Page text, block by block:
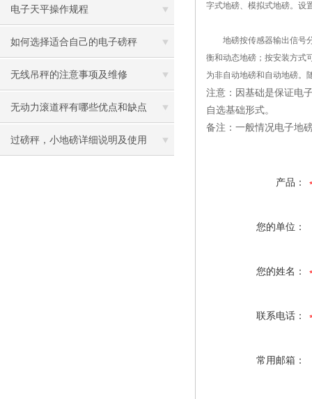
电子天平操作规程
如何选择适合自己的电子磅秤
无线吊秤的注意事项及维修
无动力滚道秤有哪些优点和缺点
过磅秤，小地磅详细说明及使用
字式地磅、模拟式地磅。设
地磅按传感器输出信号分
衡和动态地磅；按安装方式
为非自动地磅和自动地磅。
注意：因基础是保证电
自选基础形式。
备注：一般情况电子地
产品：
您的单位：
您的姓名：
联系电话：
常用邮箱：